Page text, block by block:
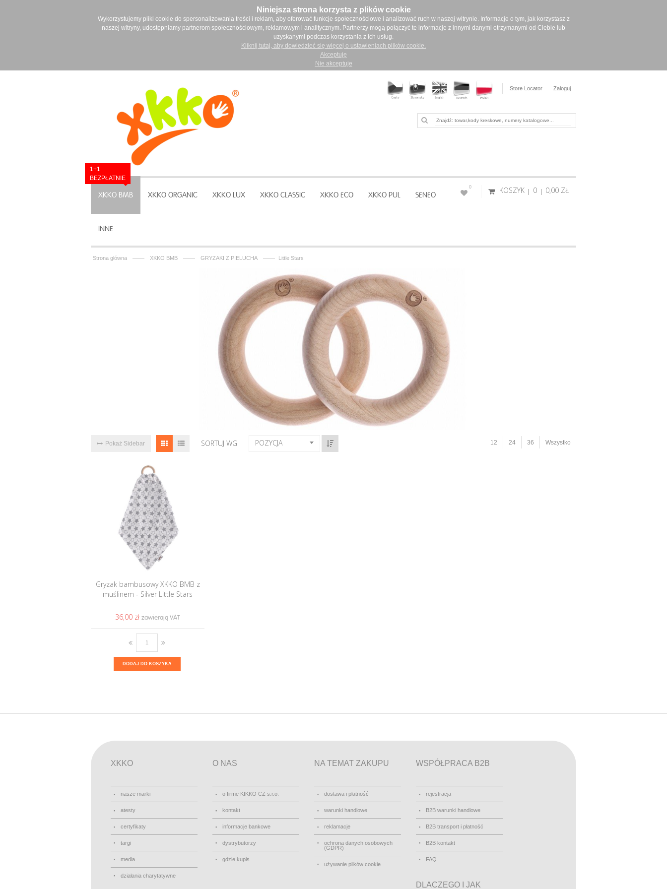
Niniejsza strona korzysta z plików cookie
Wykorzystujemy pliki cookie do spersonalizowania treści i reklam, aby oferować funkcje społecznościowe i analizować ruch w naszej witrynie. Informacje o tym, jak korzystasz z
naszej witryny, udostępniamy partnerom społecznościowym, reklamowym i analitycznym. Partnerzy mogą połączyć te informacje z innymi danymi otrzymanymi od Ciebie lub
uzyskanymi podczas korzystania z ich usług.
Kliknij tutaj, aby dowiedzieć się więcej o ustawieniach plików cookie.
Akceptuję
Nie akceptuje
Store Locator Zaloguj
XKKO BMB
1+1
BEZPŁATNIE
XKKO ORGANIC XKKO LUX XKKO CLASSIC XKKO ECO XKKO PUL SENEO
INNE
KOSZYK 0 0,00 ‎ZŁ
0
Strona główna —— XKKO BMB —— GRYZAKI Z PIELUCHA —— Little Stars
Pokaż Sidebar SORTUJ WG POZYCJA 12 24 36 Wszystko
Gryzak bambusowy XKKO BMB z
muślinem - Silver Little Stars
36,00 ‎zł
DODAJ DO KOSZYKA
XKKO
nasze marki
atesty
certyfikaty
targi
media
działania charytatywne
O NAS
o firme KIKKO CZ s.r.o.
kontakt
informacje bankowe
dystrybutorzy
gdzie kupis
NA TEMAT ZAKUPU
dostawa i płatność
warunki handlowe
reklamacje
ochrona danych osobowych
(GDPR)
używanie plików cookie
WSPÓŁPRACA B2B
rejestracja
B2B warunki handlowe
B2B transport i płatność
B2B kontakt
FAQ
DLACZEGO I JAK